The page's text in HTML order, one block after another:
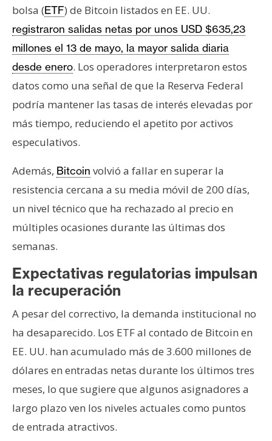
bolsa (ETF) de Bitcoin listados en EE. UU.
registraron salidas netas por unos USD $635,23
millones el 13 de mayo, la mayor salida diaria
desde enero. Los operadores interpretaron estos
datos como una señal de que la Reserva Federal
podría mantener las tasas de interés elevadas por
más tiempo, reduciendo el apetito por activos
especulativos.
Además, Bitcoin volvió a fallar en superar la
resistencia cercana a su media móvil de 200 días,
un nivel técnico que ha rechazado al precio en
múltiples ocasiones durante las últimas dos
semanas.
Expectativas regulatorias impulsan
la recuperación
A pesar del correctivo, la demanda institucional no
ha desaparecido. Los ETF al contado de Bitcoin en
EE. UU. han acumulado más de 3.600 millones de
dólares en entradas netas durante los últimos tres
meses, lo que sugiere que algunos asignadores a
largo plazo ven los niveles actuales como puntos
de entrada atractivos.